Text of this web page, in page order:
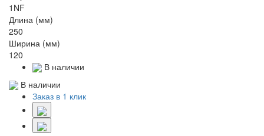
1NF
Длина (мм)
250
Ширина (мм)
120
В наличии
В наличии
Заказ в 1 клик